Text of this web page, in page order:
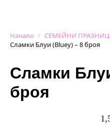
Начало СЕМЕЙНИ
Сламки Блуи (Bluey) – 8 броя
Сламки
броя